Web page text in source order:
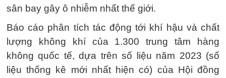
sân bay gây ô nhiễm nhất thế giới.
Báo cáo phân tích tác động tới khí hậu và chất
lượng không khí của 1.300 trung tâm hàng
không quốc tế, dựa trên số liệu năm 2023 (số
liệu thống kê mới nhất hiện có) của Hội đồng